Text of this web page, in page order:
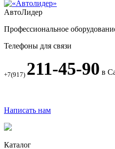
АвтоЛидер
Профессиональное
Телефоны для связи
+7(917) 211-45-90 в
Написать нам
Каталог